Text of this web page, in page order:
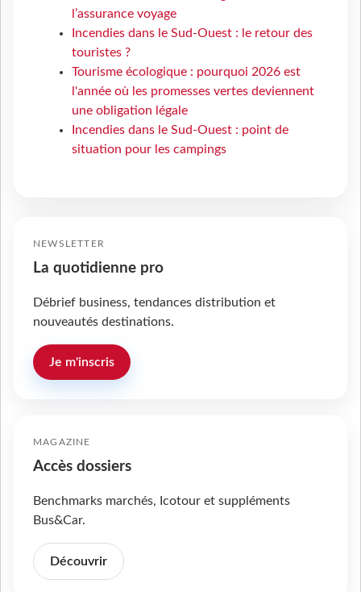
l’assurance voyage
Incendies dans le Sud-Ouest : le retour des
touristes ?
Tourisme écologique : pourquoi 2026 est
l'année où les promesses vertes deviennent
une obligation légale
Incendies dans le Sud-Ouest : point de
situation pour les campings
NEWSLETTER
La quotidienne pro
Débrief business, tendances distribution et
nouveautés destinations.
Je m'inscris
MAGAZINE
Accès dossiers
Benchmarks marchés, Icotour et suppléments
Bus&Car.
Découvrir